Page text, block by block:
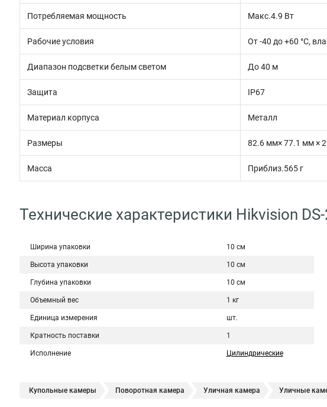
Потребляемая мощность Макс.4.9 Вт
Рабочие условия От -40 до +60 °C,
Диапазон подсветки белым светом До 40 м
Защита IP67
Материал корпуса Металл
Размеры 82.6 мм× 77.1 мм ×
Масса Приблиз.565 г
Технические характеристики Hikvision
Ширина упаковки 10 см
Высота упаковки 10 см
Глубина упаковки 10 см
Объемный вес 1 кг
Единица измерения шт.
Кратность поставки 1
Исполнение Цилиндрические
Купольные камеры Поворотная камера Уличная камера Уличные